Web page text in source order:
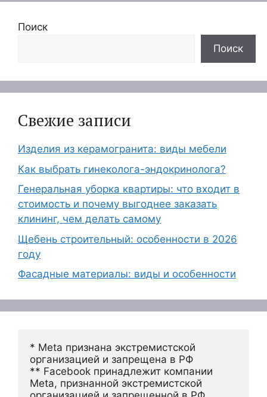
Поиск
Поиск
Свежие записи
Изделия из керамогранита: виды мебели
Как выбрать гинеколога-эндокринолога?
Генеральная уборка квартиры: что входит в
стоимость и почему выгоднее заказать
клининг, чем делать самому
Щебень строительный: особенности в 2026
году
Фасадные материалы: виды и особенности
* Meta признана экстремистской
организацией и запрещена в РФ
** Facebook принадлежит компании
Meta, признанной экстремистской